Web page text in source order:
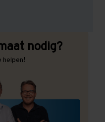
nodig?
helpen!